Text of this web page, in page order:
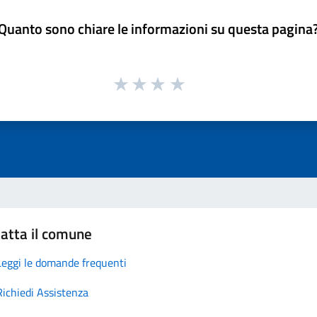
sono chiare le informazioni su questa
il comune
le domande frequenti
Assistenza